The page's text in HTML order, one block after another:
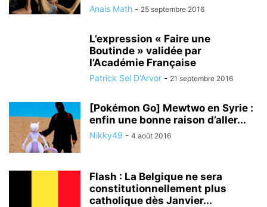
Anais Math - 25 septembre 2016
L’expression « Faire une
Boutinde » validée par
l’Académie Française
Patrick Sel D'Arvor - 21 septembre 2016
[Pokémon Go] Mewtwo en Syrie :
enfin une bonne raison d’aller...
Nikky49 - 4 août 2016
Flash : La Belgique ne sera
constitutionnellement plus
catholique dès Janvier...